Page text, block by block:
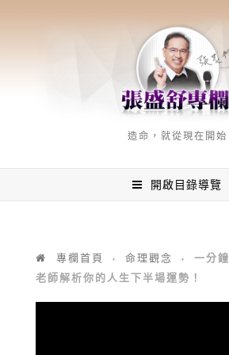
造命，就從現在開始
開啟目錄導覽
專欄首頁 ♦ 命理觀念 ♦
一分
老師解析你的人生下半場運勢！